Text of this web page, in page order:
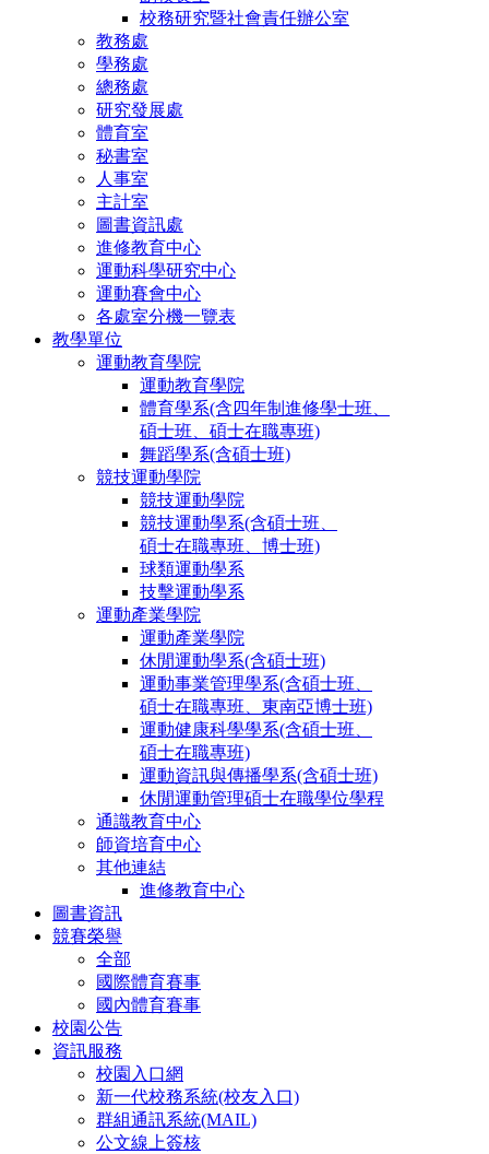
校務研究暨社會責任辦公室
教務處
學務處
總務處
研究發展處
體育室
秘書室
人事室
主計室
圖書資訊處
進修教育中心
運動科學研究中心
運動賽會中心
各處室分機一覽表
教學單位
運動教育學院
運動教育學院
體育學系(含四年制進修學士班、
碩士班、碩士在職專班)
舞蹈學系(含碩士班)
競技運動學院
競技運動學院
競技運動學系(含碩士班、
碩士在職專班、博士班)
球類運動學系
技擊運動學系
運動產業學院
運動產業學院
休閒運動學系(含碩士班)
運動事業管理學系(含碩士班、
碩士在職專班、東南亞博士班)
運動健康科學學系(含碩士班、
碩士在職專班)
運動資訊與傳播學系(含碩士班)
休閒運動管理碩士在職學位學程
通識教育中心
師資培育中心
其他連結
進修教育中心
圖書資訊
競賽榮譽
全部
國際體育賽事
國內體育賽事
校園公告
資訊服務
校園入口網
新一代校務系統(校友入口)
群組通訊系統(MAIL)
公文線上簽核